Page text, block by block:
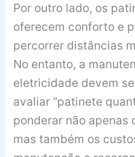
Por outro lado, os
oferecem conforto e
percorrer distâncias
No entanto, a
eletricidade devem
avaliar “patinete
ponderar não apenas
mas também os